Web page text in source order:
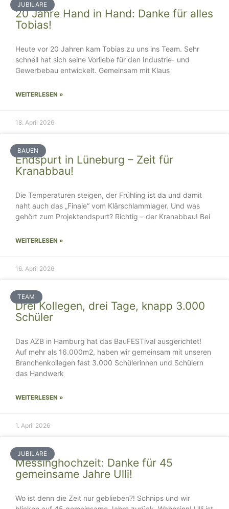
JUBILARE
20 Jahre Hand in Hand: Danke für alles
Tobias!
Heute vor 20 Jahren kam Tobias zu uns ins Team. Sehr
schnell hat sich seine Vorliebe für den Industrie- und
Gewerbebau entwickelt. Gemeinsam mit Klaus
WEITERLESEN »
18. April 2026
BAUEN
Endspurt in Lüneburg – Zeit für
Kranabbau!
Die Temperaturen steigen, der Frühling ist da und damit
naht auch das „Finale“ vom Klärschlammlager. Und was
gehört zum Projektendspurt? Richtig – der Kranabbau! Bei
WEITERLESEN »
16. April 2026
TEAM
Drei Kollegen, drei Tage, knapp 3.000
Schüler
Das AZB in Hamburg hat das BauFESTival ausgerichtet!
Auf mehr als 16.000m2, haben wir gemeinsam mit unseren
Branchenkollegen fast 3.000 Schülerinnen und Schülern
das Handwerk
WEITERLESEN »
1. April 2026
JUBILARE
Messinghochzeit: Danke für 45
gemeinsame Jahre Ulli!
Wo ist denn die Zeit nur geblieben?! Schnips und wir